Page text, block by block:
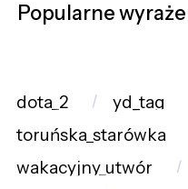
Popularne
dota_2 yd_tag
toruńska_starówka
wakacyjny_utwór